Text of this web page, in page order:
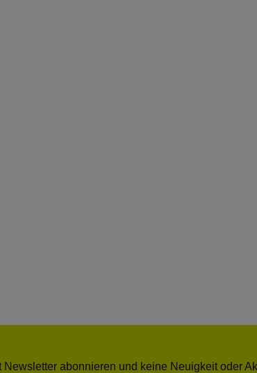
Newsletter abonnieren und keine Neuigkeit oder